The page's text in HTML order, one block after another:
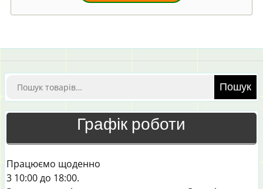
Шукати: Пошук
Графік роботи
Працюємо щоденно
3 10:00 до 18:00.